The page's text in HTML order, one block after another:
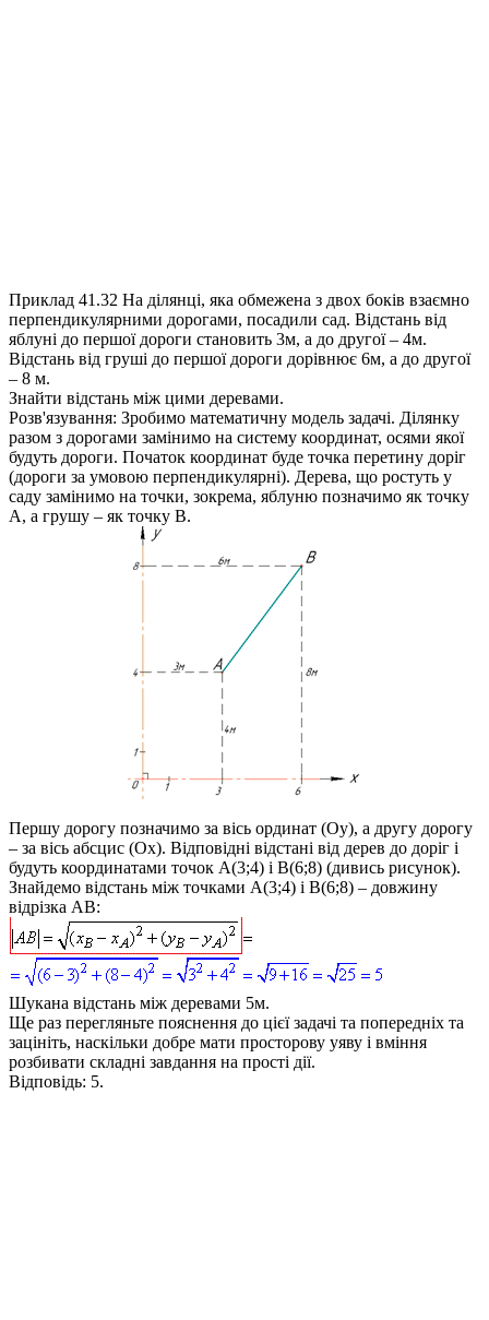
Приклад 41.32 На ділянці, яка обмежена з двох боків взаємно
перпендикулярними дорогами, посадили сад. Відстань від
яблуні до першої дороги становить 3м, а до другої – 4м.
Відстань від груші до першої дороги дорівнює 6м, а до другої
– 8 м.
Знайти відстань між цими деревами.
Розв'язування: Зробимо математичну модель задачі. Ділянку
разом з дорогами замінимо на систему координат, осями якої
будуть дороги. Початок координат буде точка перетину доріг
(дороги за умовою перпендикулярні). Дерева, що ростуть у
саду замінимо на точки, зокрема, яблуню позначимо як точку
A, а грушу – як точку B.
Першу дорогу позначимо за вісь ординат (Oy), а другу дорогу
– за вісь абсцис (Ox). Відповідні відстані від дерев до доріг і
будуть координатами точок A(3;4) і B(6;8) (дивись рисунок).
Знайдемо відстань між точками A(3;4) і B(6;8) – довжину
відрізка AB:
Шукана відстань між деревами 5м.
Ще раз перегляньте пояснення до цієї задачі та попередніх та
зацініть, наскільки добре мати просторову уяву і вміння
розбивати складні завдання на прості дії.
Відповідь: 5.